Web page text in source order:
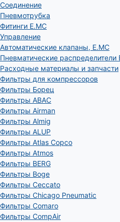
Соединение
Пневмотрубка
Фитинги E.MC
Управление
Автоматические клапаны, Е.МС
Пневматические распределители
Расходные материалы и запчасти
Фильтры для компрессоров
Фильтры Борец
Фильтры ABAC
Фильтры Airman
Фильтры Almig
Фильтры ALUP
Фильтры Atlas Copco
Фильтры Atmos
Фильтры BERG
Фильтры Boge
Фильтры Ceccato
Фильтры Chicago Pneumatic
Фильтры Comaro
Фильтры CompAir